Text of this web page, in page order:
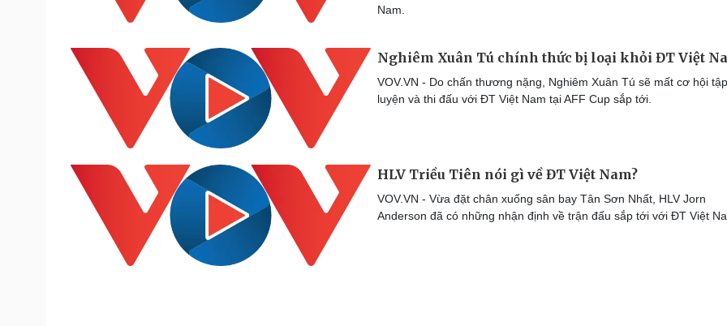
Nam.
Nghiêm Xuân Tú chính thức bị loại khỏi ĐT Việt
VOV.VN - Do chấn thương nặng, Nghiêm Xuân Tú sẽ mất cơ hội tập
luyện và thi đấu với ĐT Việt Nam tại AFF Cup sắp tới.
HLV Triều Tiên nói gì về ĐT Việt Nam?
VOV.VN - Vừa đặt chân xuống sân bay Tân Sơn Nhất, HLV Jorn
Anderson đã có những nhận định về trận đấu sắp tới với ĐT Việt